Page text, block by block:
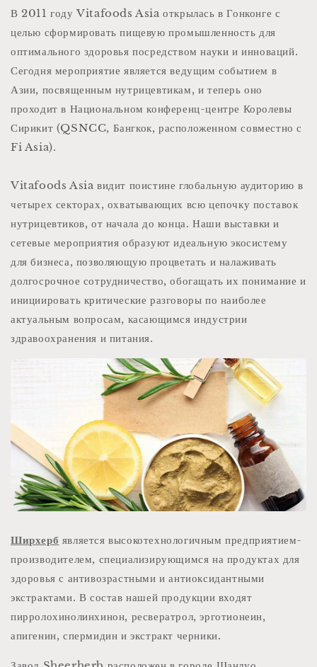
В 2011 году Vitafoods Asia открылась в Гонконге с
целью сформировать пищевую промышленность для
оптимального здоровья посредством науки и инноваций.
Сегодня мероприятие является ведущим событием в
Азии, посвященным нутрицевтикам, и теперь оно
проходит в Национальном конференц-центре Королевы
Сирикит (QSNCC, Бангкок, расположенном совместно с
Fi Asia).
Vitafoods Asia видит поистине глобальную аудиторию в
четырех секторах, охватывающих всю цепочку поставок
нутрицевтиков, от начала до конца. Наши выставки и
сетевые мероприятия образуют идеальную экосистему
для бизнеса, позволяющую процветать и налаживать
долгосрочное сотрудничество, обогащать их понимание и
инициировать критические разговоры по наиболее
актуальным вопросам, касающимся индустрии
здравоохранения и питания.
Ширхерб является высокотехнологичным предприятием-
производителем, специализирующимся на продуктах для
здоровья с антивозрастными и антиоксидантными
экстрактами. В состав нашей продукции входят
пирролохинолинхинон, ресвератрол, эрготионеин,
апигенин, спермидин и экстракт черники.